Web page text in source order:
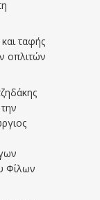
ταφής
οπλιτών
Φίλων